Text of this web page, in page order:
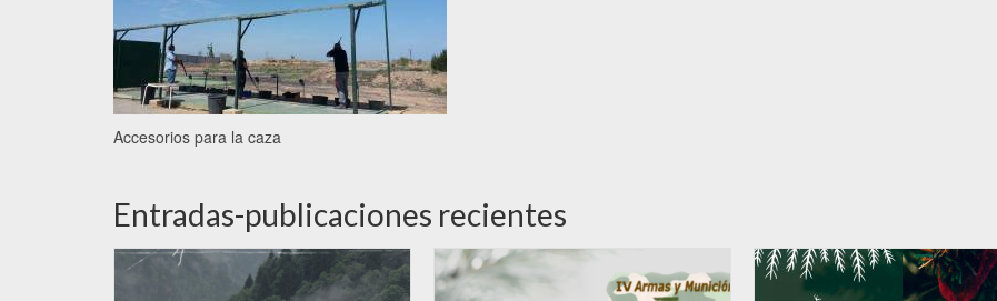
Accesorios para la caza
Entradas-publicaciones recientes